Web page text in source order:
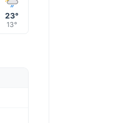
23°
13°